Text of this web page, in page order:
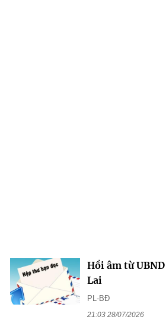
Hồi âm từ
Lai
PL-BĐ
21:03 28/07/2026